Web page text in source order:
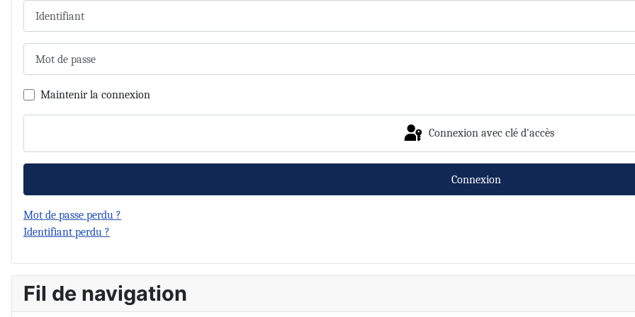
Maintenir la connexion
Connexion avec clé d'accès
Connexion
Mot de passe perdu ?
Identifiant perdu ?
Fil de navigation